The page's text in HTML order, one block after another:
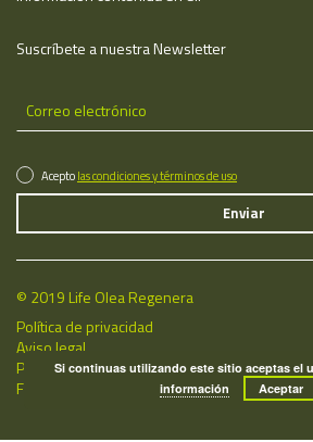
Suscríbete a nuestra Newsletter
Aceptolas condiciones y términos de uso
© 2019 Life Olea Regenera
Política de privacidad
Aviso legal
Política de cookies
Fecha de última actualización: 06/08/2026
Si continuas utilizando este sitio aceptas el
información
Aceptar